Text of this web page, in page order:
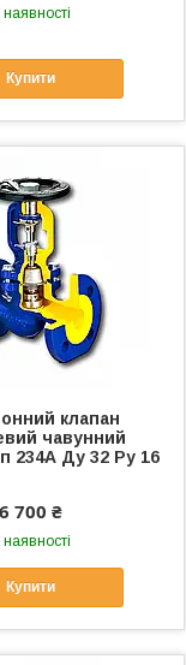
наявності
Купити
клапан
чавунний
234А Ду 32 Ру 16
6 700 ₴
Купити